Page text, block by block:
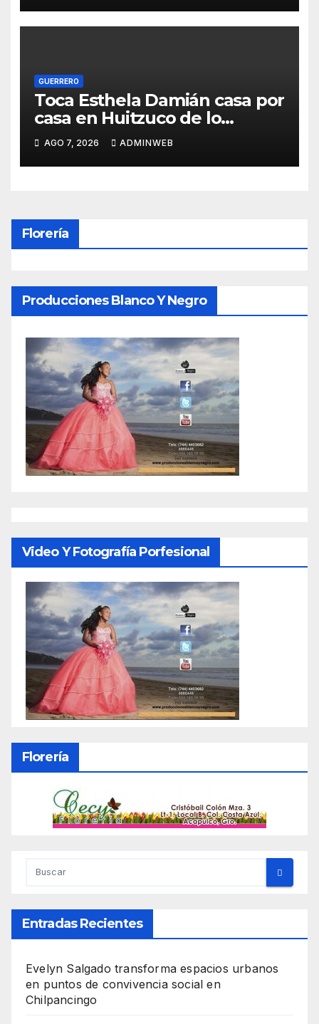
GUERRERO
Toca Esthela Damián casa por
casa en Huitzuco de lo
guegos y suma respaldo dde
fundadores de Morena
AGO 7, 2026 ADMINWEB
Florería
Producciones Blanco Y Negro
Video Y Fotografía Porfesional
Florería
Entradas Recientes
Evelyn Salgado transforma espacios urbanos
en puntos de convivencia social en
Chilpancingo